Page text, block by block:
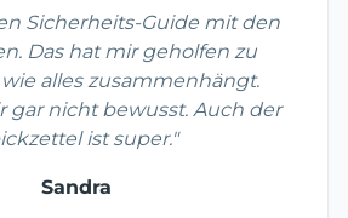
Sicherheits-Guide mit den
Das hat mir geholfen zu
alles zusammenhängt.
gar nicht bewusst. Auch der
ist super."
Sandra